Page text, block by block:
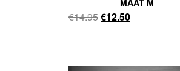
MAAT M
€14.95Oorspronkelijke
prijs
€14.95.
€12.50Huidige
prijs
€12.50.